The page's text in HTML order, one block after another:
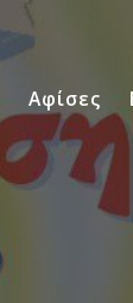
Αφίσες